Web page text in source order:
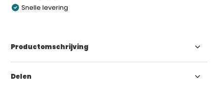
Snelle levering
Productomschrijving
Delen